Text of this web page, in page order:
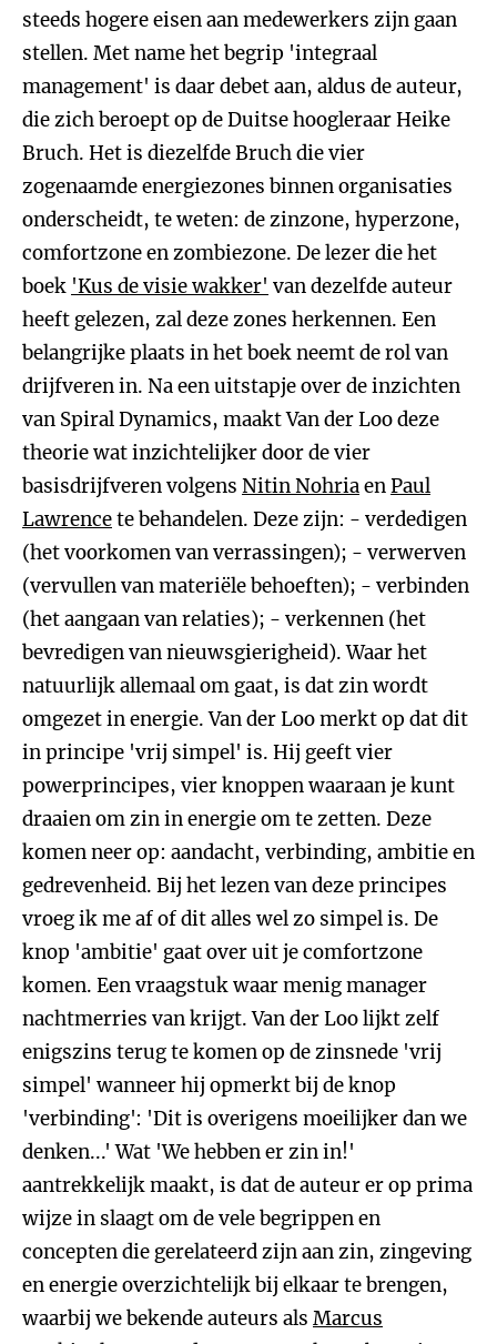
steeds hogere eisen aan medewerkers zijn gaan
stellen. Met name het begrip 'integraal
management' is daar debet aan, aldus de auteur,
die zich beroept op de Duitse hoogleraar Heike
Bruch. Het is diezelfde Bruch die vier
zogenaamde energiezones binnen organisaties
onderscheidt, te weten: de zinzone, hyperzone,
comfortzone en zombiezone. De lezer die het
boek 'Kus de visie wakker' van dezelfde auteur
heeft gelezen, zal deze zones herkennen. Een
belangrijke plaats in het boek neemt de rol van
drijfveren in. Na een uitstapje over de inzichten
van Spiral Dynamics, maakt Van der Loo deze
theorie wat inzichtelijker door de vier
basisdrijfveren volgens Nitin NohriaenPaul
Lawrencete behandelen. Deze zijn: - verdedigen
(het voorkomen van verrassingen); - verwerven
(vervullen van materiële behoeften); - verbinden
(het aangaan van relaties); - verkennen (het
bevredigen van nieuwsgierigheid). Waar het
natuurlijk allemaal om gaat, is dat zin wordt
omgezet in energie. Van der Loo merkt op dat dit
in principe 'vrij simpel' is. Hij geeft vier
powerprincipes, vier knoppen waaraan je kunt
draaien om zin in energie om te zetten. Deze
komen neer op: aandacht, verbinding, ambitie en
gedrevenheid. Bij het lezen van deze principes
vroeg ik me af of dit alles wel zo simpel is. De
knop 'ambitie' gaat over uit je comfortzone
komen. Een vraagstuk waar menig manager
nachtmerries van krijgt. Van der Loo lijkt zelf
enigszins terug te komen op de zinsnede 'vrij
simpel' wanneer hij opmerkt bij de knop
'verbinding': 'Dit is overigens moeilijker dan we
denken...' Wat 'We hebben er zin in!'
aantrekkelijk maakt, is dat de auteur er op prima
wijze in slaagt om de vele begrippen en
concepten die gerelateerd zijn aan zin, zingeving
en energie overzichtelijk bij elkaar te brengen,
waarbij we bekende auteurs als Marcus